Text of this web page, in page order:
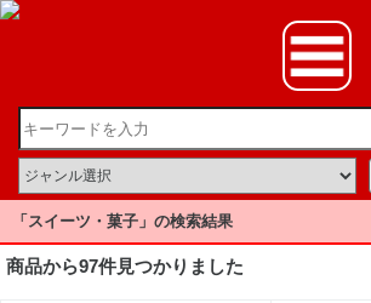
「スイーツ・菓子」の検索結果
商品から97件見つかりました